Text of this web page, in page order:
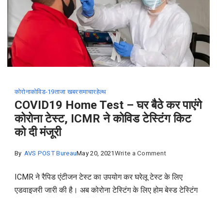
करोड़
लगाने
कोरोनाकोविड-19ताजा खबरसमाचारहेल्थ
COVID19 Home Test – घर बैठे कर पाएंगे
कोरोना टेस्ट, ICMR ने कोविड टेस्टिंग किट
को दी मंजूरी
By AVS POST BureauMay 20, 2021 Write a Commenton
Home
Test
ICMR ने रैपिड एंटीजन टेस्ट का उपयोग कर घरेलू टेस्ट के लिए
एडवाइजरी जारी की है। अब कोरोना टेस्टिंग के लिए होम बेस्ड टेस्टिंग